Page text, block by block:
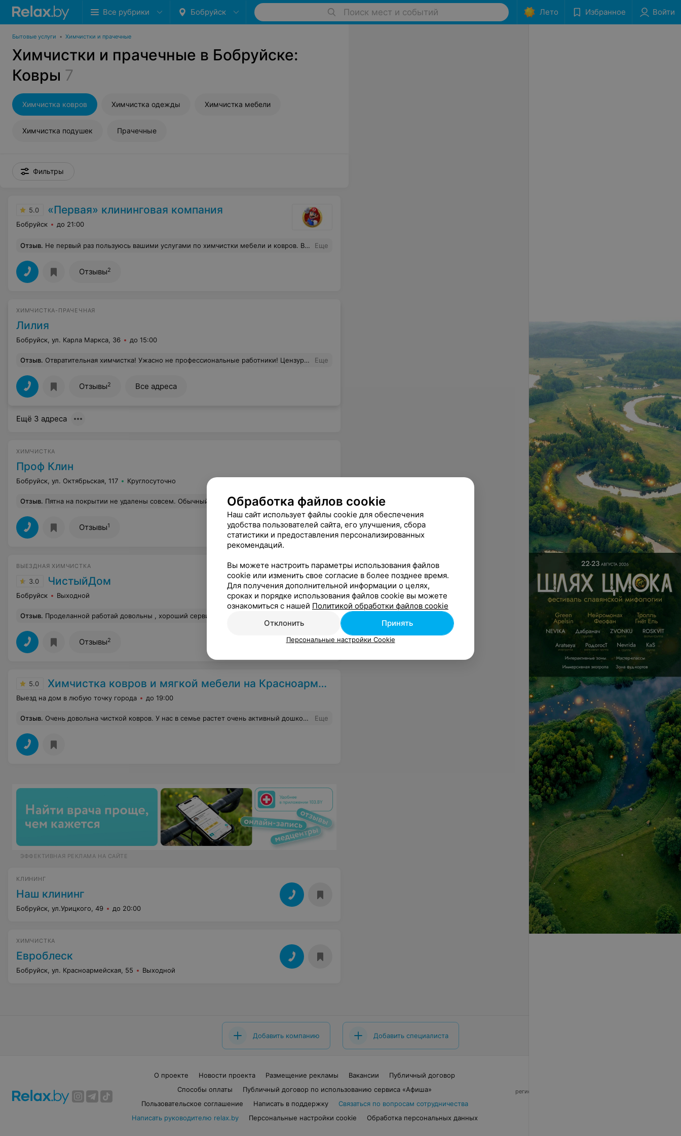
Все рубрики Бобруйск Поиск мест и событий Лето Избранное Войти
Бытовые услуги • Химчистки и прачечные
Химчистки и прачечные в Бобруйске:
Ковры 7
Химчистка ковров Химчистка одежды Химчистка мебели
Химчистка подушек Прачечные
Фильтры
5.0 «Первая» клининговая компания
Бобруйск до 21:00
Отзыв. Не первый раз пользуюсь вашими услугами по химчистки мебели и ковров. Всегда на высшем уровне, быстро и чисто. Рекомендую всем! Еще
Отзывы2
ХИМЧИСТКА-ПРАЧЕЧНАЯ
Лилия
Бобруйск, ул. Карла Маркса, 36 до 15:00
Отзыв. Отвратительная химчистка! Ужасно не профессиональные работники! Цензуры слов передать моё возмущение нет, но я постараюсь. Сдала пуховик, не дешёвый, ждать сказали неделю, хорошо. В назначенный день пришла забирать, оказалось не готов, был на перестирке т.к. не могли отстирать какие-то пятна (оказалось разводы от воды, но то ладно). Следующее время приезжайте вечером, ок, я согласилась. Приехав позже я была просто в шоке! На месте, где находился магнит в рукаве дыра! На что мне сказали, ответственность они за скрытую фурнитуру не несут и это прописано в договоре (на словах при сдаче пуховик об этом не было ни слова!). Ладно с ним с фурнитурой, а за ткань кто несёт ответственность?Магнит мой нашли где-то в недрах своей конторы. На мой вопрос что мы будем делать дальше, сказали оставить и их швея исправит. К сожалению забирал супруг и я не видела этого ужаса. Фото прилагаю. Так что если хотите окончательно испортить любимую вещь Welcome в химчистку "Лилия"! Еще
Отзывы2 Все адреса
Ещё 3 адреса
ХИМЧИСТКА
Проф Клин
Бобруйск, ул. Октябрьская, 117 Круглосуточно
Отзыв. Пятна на покрытии не удалены совсем. Обычный моющий пылесос почистил,глубокой чистки не было. Результат:ковер стал чуть ярче,краски слегка освежились,старые пятна все на месте(затирала простой губкой-удалила)По сути, результата никакого,т.к не исчезло ни одного пятна. В целом -очень не понравилось.Деньги вернули. Еще
Отзывы1
ВЫЕЗДНАЯ ХИМЧИСТКА
3.0 ЧистыйДом
Бобруйск Выходной
Отзыв. Проделанной работай довольны , хороший сервис , быстро и качественно почистили наши ковры
Отзывы2
5.0 Химчистка ковров и мягкой мебели на Красноармейской
Выезд на дом в любую точку города до 19:00
Отзыв. Очень довольна чисткой ковров. У нас в семье растет очень активный дошкольник и, можете представить себе, в каком состояние были ковры. После чистки ковры, как новенькие. Огромное спасибо всему персоналу данной компании за их добросовестную работу и оперативность. Рекомендую. Еще
ЭФФЕКТИВНАЯ РЕКЛАМА НА САЙТЕ
КЛИНИНГ
Наш клининг
Бобруйск, ул.Урицкого, 49 до 20:00
ХИМЧИСТКА
Евроблеск
Бобруйск, ул. Красноармейская, 55 Выходной
Добавить компанию Добавить специалиста
О проекте Новости проекта Размещение рекламы Вакансии
Публичный договор
Способы оплаты
Публичный договор по использованию сервиса «Афиша»
Пользовательское соглашение
Написать в поддержку
Связаться по вопросам сотрудничества
Написать руководителю relax.by
Персональные настройки cookie Обработка персональных данных
регистрирующий орган - Минский горисполком
Обработка файлов cookie
Наш сайт использует файлы cookie для обеспечения
удобства пользователей сайта, его улучшения, сбора
статистики и предоставления персонализированных
рекомендаций.
Вы можете настроить параметры использования файлов
cookie или изменить свое согласие в более позднее время.
Для получения дополнительной информации о целях,
сроках и порядке использования файлов cookie вы можете
ознакомиться с нашей Политикой обработки файлов cookie
Отклонить
Принять
Персональные настройки Cookie